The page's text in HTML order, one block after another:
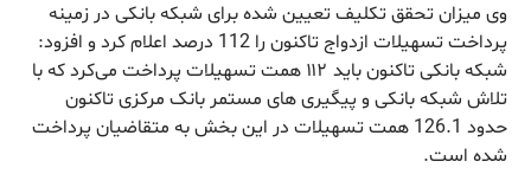
وی میزان تحقق تکلیف تعیین شده برای شبکه بانکی در زمینه
پرداخت تسهیلات ازدواج تاکنون را 112 درصد اعلام کرد و افزود:‌
شبکه بانکی تاکنون باید ۱۱۲ همت تسهیلات پرداخت می‌کرد که با
تلاش شبکه بانکی و پیگیری های مستمر بانک مرکزی تاکنون
حدود 126.1 همت تسهیلات در این بخش به متقاضیان پرداخت
شده است.